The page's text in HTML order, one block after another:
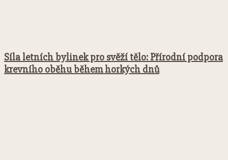
Síla letních bylinek pro svěží tělo: Přírodní podpora
krevního oběhu během horkých dnů